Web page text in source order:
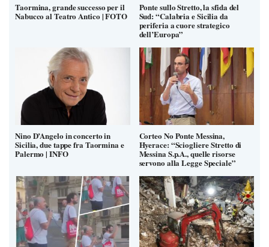
Taormina, grande successo per il
Nabucco al Teatro Antico | FOTO
Ponte sullo Stretto, la sfida del
Sud: “Calabria e Sicilia da
periferia a cuore strategico
dell’Europa”
Nino D’Angelo in concerto in
Sicilia, due tappe fra Taormina e
Palermo | INFO
Corteo No Ponte Messina,
Hyerace: “Sciogliere Stretto di
Messina S.p.A., quelle risorse
servono alla Legge Speciale”